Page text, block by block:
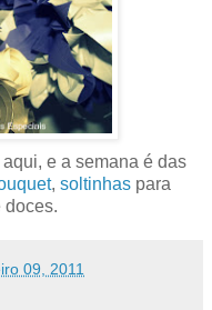
e a semana é das
, soltinhaspara
doces.
09, 2011